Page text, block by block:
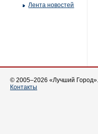
Лента новостей
© 2005–2026 «Лучший
Контакты